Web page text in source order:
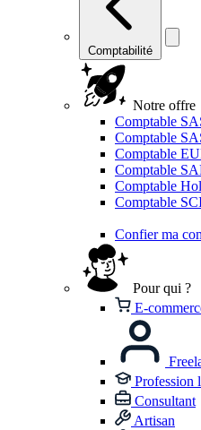
Comptabilité
Notre offre
Comptable
Comptable
Comptable
Comptable
Comptable
Comptable
Confier ma
Pour qui ?
E-
Profession
Consultant
Artisan